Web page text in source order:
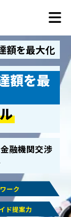
額を最大化
額を最
融機関交渉
ーク
ド提案力